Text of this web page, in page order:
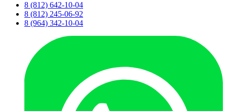
8 (812) 642-10-04
8 (812) 245-06-92
8 (964) 342-10-04